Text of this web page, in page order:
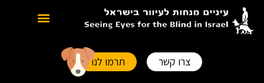
צרו קשר תרמו לנו